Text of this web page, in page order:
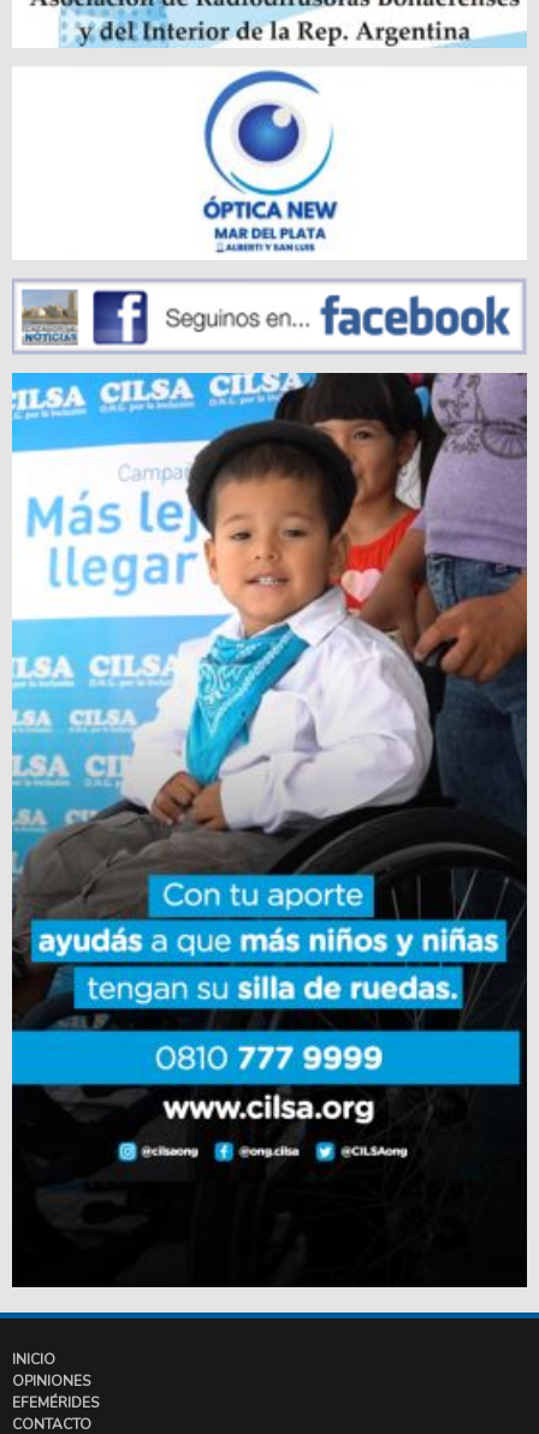
INICIO
OPINIONES
EFEMÉRIDES
CONTACTO